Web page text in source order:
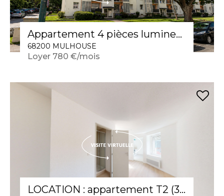
Appartement 4 pièces lumineux à louer au dernier étage à Mulhouse
68200 MULHOUSE
Loyer 780 €/mois
LOCATION : appartement T2 (33 m²) à Mulhouse